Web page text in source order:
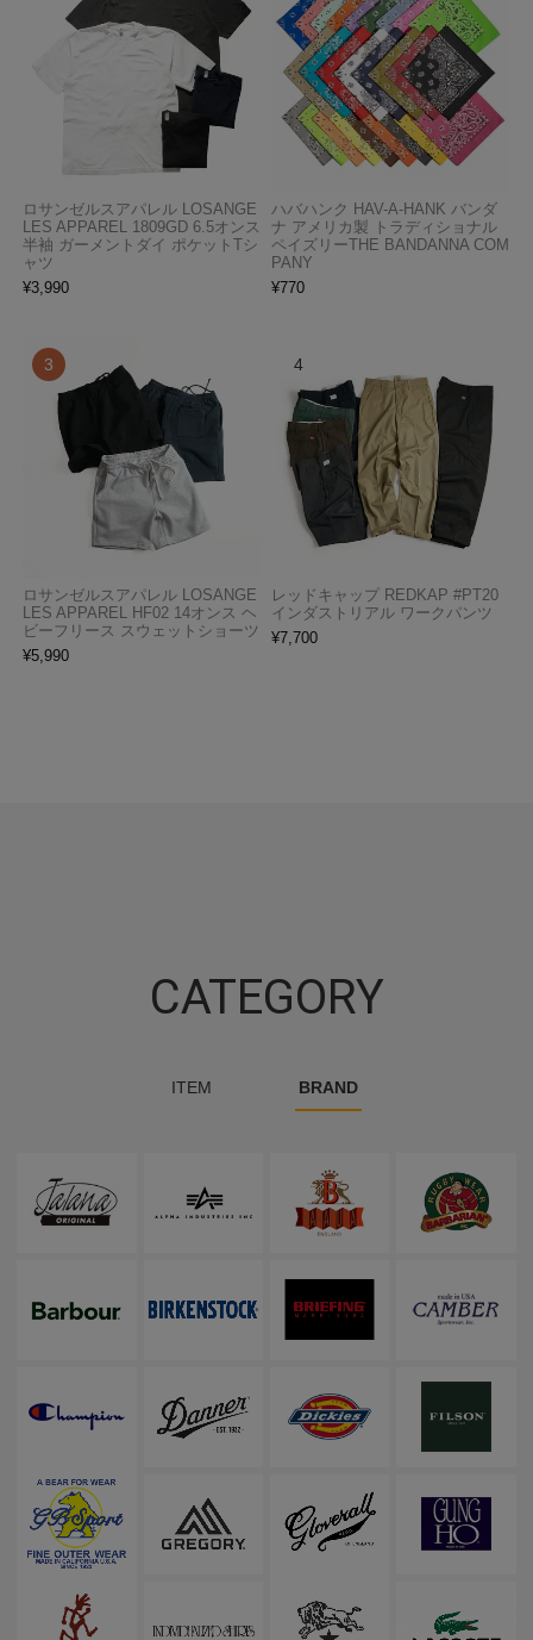
ロサンゼルスアパレル LOSANGE
LES APPAREL 1809GD 6.5オンス
半袖 ガーメントダイ ポケットTシ
ャツ
¥3,990
ハバハンク HAV-A-HANK バンダ
ナ アメリカ製 トラディショナル
ペイズリーTHE BANDANNA COM
PANY
¥770
ロサンゼルスアパレル LOSANGE
LES APPAREL HF02 14オンス ヘ
ビーフリース スウェットショーツ
¥5,990
レッドキャップ REDKAP #PT20
インダストリアル ワークパンツ
¥7,700
CATEGORY
ITEM BRAND